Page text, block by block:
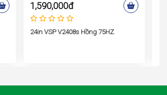
1,590,000đ
24in VSP V2408s Hồng 75HZ